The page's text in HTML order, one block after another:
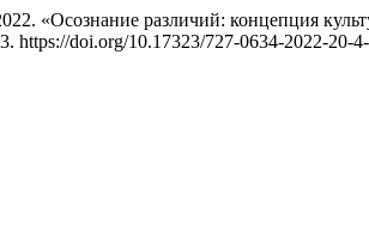
«Осознание различий: концепция
https://doi.org/10.17323/727-0634-2022-20-